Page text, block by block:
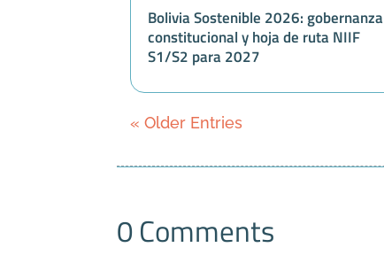
Bolivia Sostenible 2026: gobernanza
constitucional y hoja de ruta NIIF
S1/S2 para 2027
« Older Entries
0 Comments